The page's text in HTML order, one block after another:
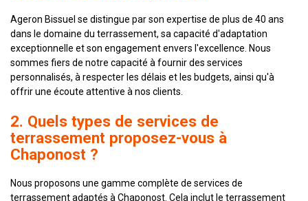
Ageron Bissuel se distingue par son expertise de plus de 40 ans
dans le domaine du terrassement, sa capacité d'adaptation
exceptionnelle et son engagement envers l'excellence. Nous
sommes fiers de notre capacité à fournir des services
personnalisés, à respecter les délais et les budgets, ainsi qu'à
offrir une écoute attentive à nos clients.
2. Quels types de services de
terrassement proposez-vous à
Chaponost ?
Nous proposons une gamme complète de services de
terrassement adaptés à Chaponost. Cela inclut le terrassement